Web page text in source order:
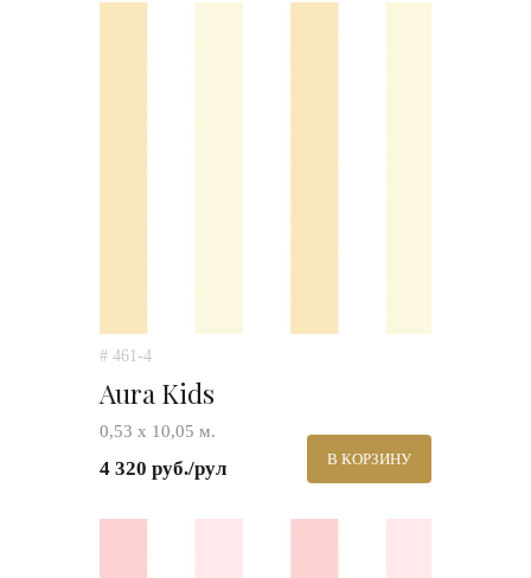
# 461-4
Aura Kids
0,53 х 10,05 м.
4 320 руб./рул В КОРЗИНУ